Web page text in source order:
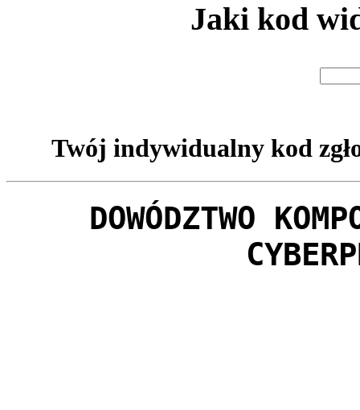
Jaki kod
Twój indywidualny kod
DOWÓDZTWO